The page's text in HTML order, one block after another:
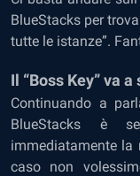
BlueStacks per
tutte le istanze”.
Il “Boss Key” va
Continuando a
BlueStacks è
immediatamente la
caso non